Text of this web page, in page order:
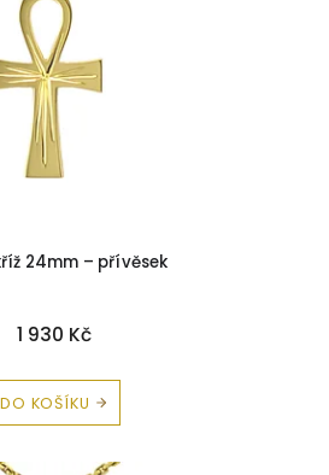
24mm – přívěsek
1 930 Kč
DO KOŠÍKU